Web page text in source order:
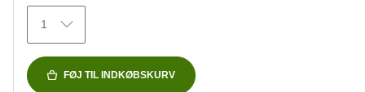
152
anmeldelser
1
FØJ TIL INDKØBSKURV